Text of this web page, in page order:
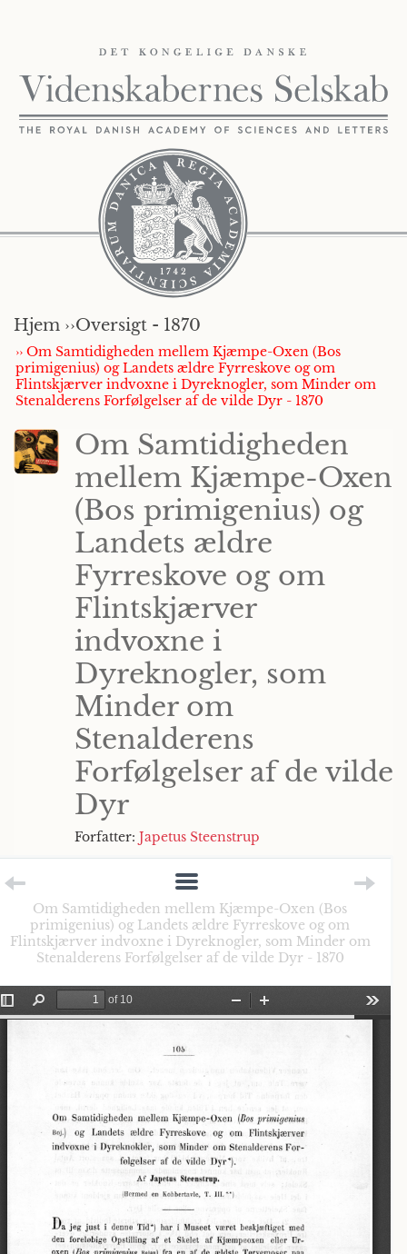
Hjem ››Oversigt - 1870
›› Om Samtidigheden mellem Kjæmpe-Oxen (Bos
primigenius) og Landets ældre Fyrreskove og om
Flintskjærver indvoxne i Dyreknogler, som Minder om
Stenalderens Forfølgelser af de vilde Dyr - 1870
Om Samtidigheden
mellem Kjæmpe-Oxen
(Bos primigenius) og
Landets ældre
Fyrreskove og om
Flintskjærver
indvoxne i
Dyreknogler, som
Minder om
Stenalderens
Forfølgelser af de vilde
Dyr
Forfatter: Japetus Steenstrup
Om Samtidigheden mellem Kjæmpe-Oxen (Bos
primigenius) og Landets ældre Fyrreskove og om
Flintskjærver indvoxne i Dyreknogler, som Minder om
Stenalderens Forfølgelser af de vilde Dyr - 1870